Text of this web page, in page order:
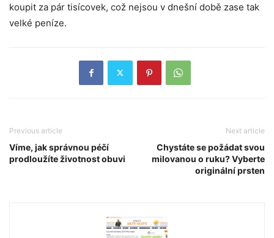
koupit za pár tisícovek, což nejsou v dnešní době zase tak
velké peníze.
Previous article
Víme, jak správnou péčí
prodloužíte životnost obuvi
Next article
Chystáte se požádat svou
milovanou o ruku? Vyberte
originální prsten